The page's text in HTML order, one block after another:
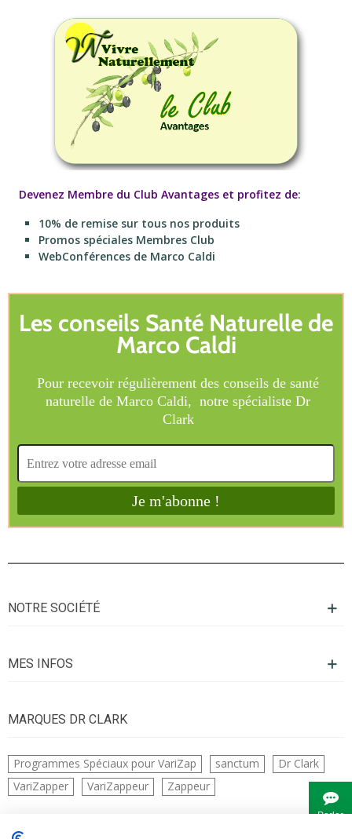
Devenez Membre du Club Avantages et profitez de:
10% de remise sur tous nos produits
Promos spéciales Membres Club
WebConférences de Marco Caldi
NOTRE SOCIÉTÉ
MES INFOS
MARQUES DR CLARK
Programmes Spéciaux pour VariZap sanctum
Dr Clark
VariZapper
VariZappeur Zappeur
Parler